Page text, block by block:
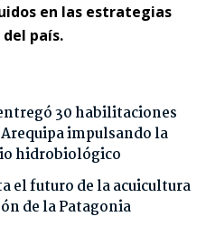
en las estrategias
país.
30 habilitaciones
impulsando la
hidrobiológico
el futuro de la acuicultura
de la Patagonia